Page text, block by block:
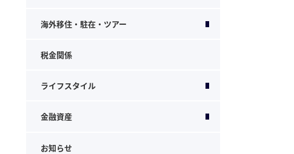
海外移住・駐在・ツアー
税金関係
ライフスタイル
金融資産
お知らせ